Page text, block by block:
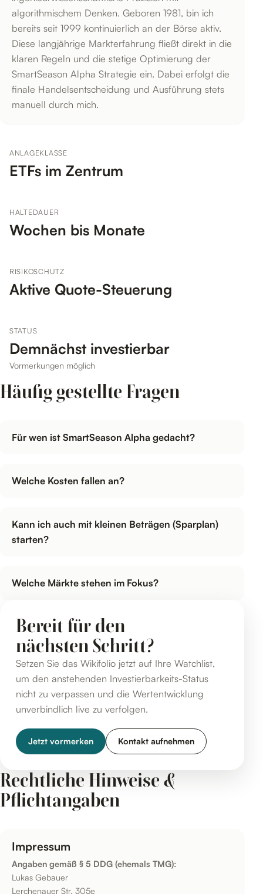
algorithmischem Denken. Geboren 1981, bin ich
bereits seit 1999 kontinuierlich an der Börse aktiv.
Diese langjährige Markterfahrung fließt direkt in die
klaren Regeln und die stetige Optimierung der
SmartSeason Alpha Strategie ein. Dabei erfolgt die
finale Handelsentscheidung und Ausführung stets
manuell durch mich.
ANLAGEKLASSE
ETFs im Zentrum
HALTEDAUER
Wochen bis Monate
RISIKOSCHUTZ
Aktive Quote-Steuerung
STATUS
Demnächst investierbar
Vormerkungen möglich
Häufig gestellte Fragen
Für wen ist SmartSeason Alpha gedacht?
Welche Kosten fallen an?
Kann ich auch mit kleinen Beträgen (Sparplan)
starten?
Welche Märkte stehen im Fokus?
Bereit für den
nächsten Schritt?
Setzen Sie das Wikifolio jetzt auf Ihre Watchlist,
um den anstehenden Investierbarkeits-Status
nicht zu verpassen und die Wertentwicklung
unverbindlich live zu verfolgen.
Jetzt vormerken Kontakt aufnehmen
Rechtliche Hinweise &
Pflichtangaben
Impressum
Angaben gemäß § 5 DDG (ehemals TMG):
Lukas Gebauer
Lerchenauer Str. 305e